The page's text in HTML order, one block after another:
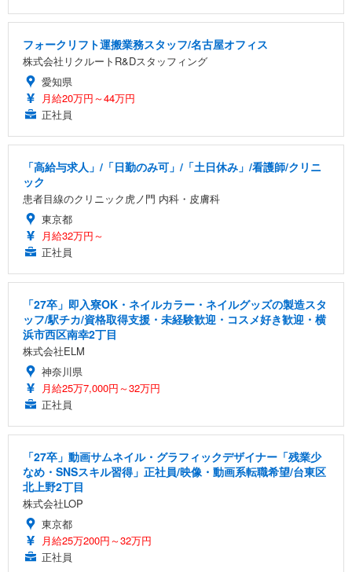
フォークリフト運搬業務スタッフ/名古屋オフィス
株式会社リクルートR&Dスタッフィング
愛知県
月給20万円～44万円
正社員
「高給与求人」/「日勤のみ可」/「土日休み」/看護師/クリニ
ック
患者目線のクリニック虎ノ門 内科・皮膚科
東京都
月給32万円～
正社員
「27卒」即入寮OK・ネイルカラー・ネイルグッズの製造スタ
ッフ/駅チカ/資格取得支援・未経験歓迎・コスメ好き歓迎・横
浜市西区南幸2丁目
株式会社ELM
神奈川県
月給25万7,000円～32万円
正社員
「27卒」動画サムネイル・グラフィックデザイナー「残業少
なめ・SNSスキル習得」正社員/映像・動画系転職希望/台東区
北上野2丁目
株式会社LOP
東京都
月給25万200円～32万円
正社員